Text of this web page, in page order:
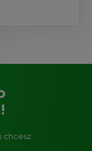
chcesz